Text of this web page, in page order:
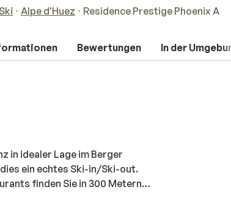
Alpe d'Huez Residence Prestige Phoenix A
Bewertungen In der
in idealer Lage im Berger
ein echtes Ski-in/Ski-out.
finden Sie in 300 Metern
mit stimmungsvollen